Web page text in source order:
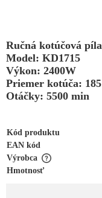
Ručná kotúčová píla
Model: KD1715
Výkon: 2400W
Priemer kotúča:
Otáčky: 5500 min
Kód produktu
EAN kód
Výrobca
Hmotnosť